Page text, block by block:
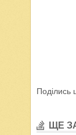
Поділись
ЩЕ